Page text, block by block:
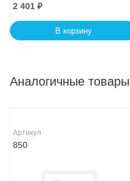
2 401 ₽
В корзину
Аналогичные товары
Артикул
850